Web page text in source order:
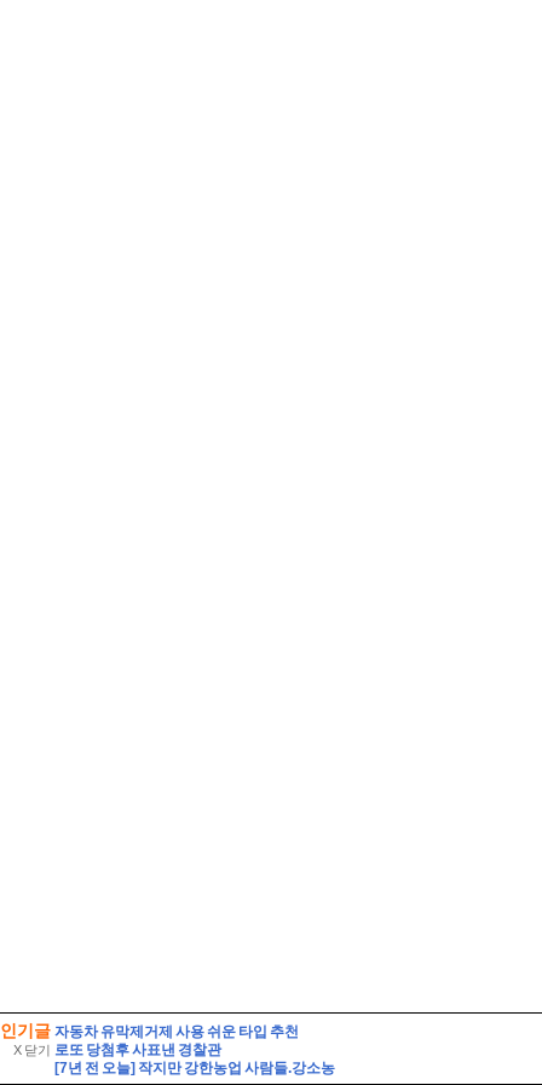
인기글
X 닫기
자동차 유막제거제 사용 쉬운 타입 추천
로또 당첨후 사표낸 경찰관
[7년 전 오늘] 작지만 강한농업 사람들.강소농